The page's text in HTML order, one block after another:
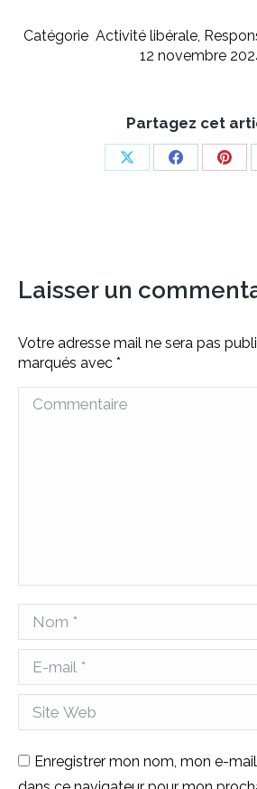
Catégorie Activité libérale,
12 novembre
Partagez cet
Share
Share
Laisser un
Votre adresse mail ne sera pas
marqués avec *
Commentaire
Nom *
E-mail *
Site Web
Enregistrer mon nom, mon e-